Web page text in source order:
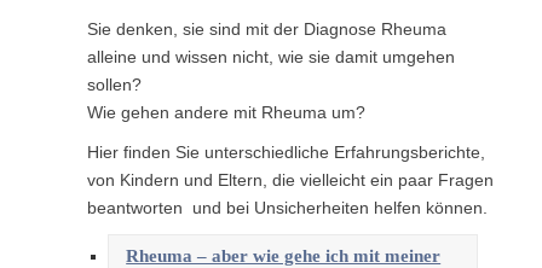
Sie denken, sie sind mit der Diagnose Rheuma
alleine und wissen nicht, wie sie damit umgehen
sollen?
Wie gehen andere mit Rheuma um?
Hier finden Sie unterschiedliche Erfahrungsberichte,
von Kindern und Eltern, die vielleicht ein paar Fragen
beantworten und bei Unsicherheiten helfen können.
Rheuma – aber wie gehe ich mit meiner